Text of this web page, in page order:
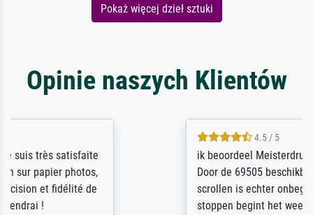
Pokaż więcej dzieł sztuki
Opinie naszych Klientów
ik beoordeel Meisterdrucke zeer positief.
Door de 69505 beschikbare kunstenaars
scrollen is echter onbegonnen werk (na
stoppen begint het weer van voor af aan).